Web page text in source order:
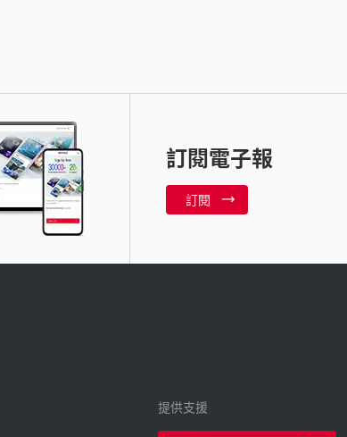
訂閱電子報
訂閱
提供支援